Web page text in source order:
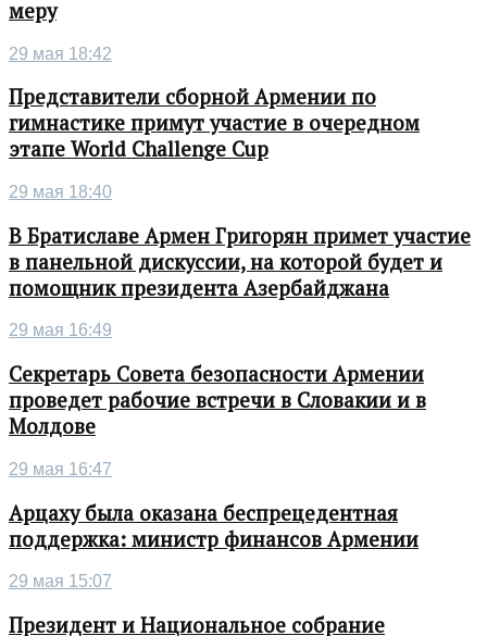
меру
29 мая 18:42
Представители сборной Армении по
гимнастике примут участие в очередном
этапе World Challenge Cup
29 мая 18:40
В Братиславе Армен Григорян примет участие
в панельной дискуссии, на которой будет и
помощник президента Азербайджана
29 мая 16:49
Секретарь Совета безопасности Армении
проведет рабочие встречи в Словакии и в
Молдове
29 мая 16:47
Арцаху была оказана беспрецедентная
поддержка: министр финансов Армении
29 мая 15:07
Президент и Национальное собрание